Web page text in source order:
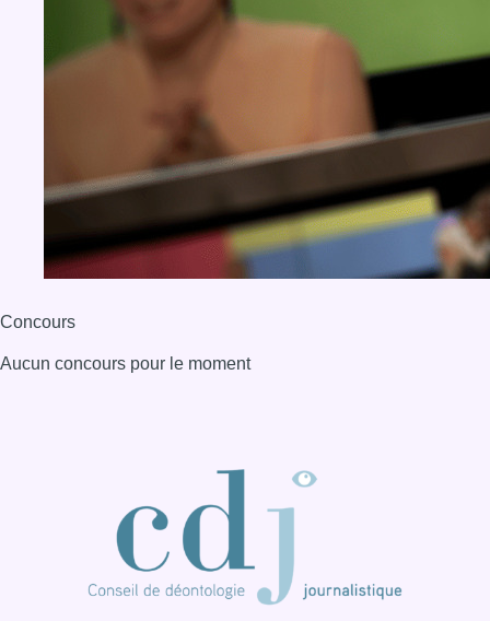
Concours
Aucun concours pour le moment